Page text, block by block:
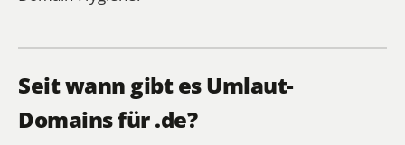
Seit wann gibt es Umlaut-
Domains für .de?